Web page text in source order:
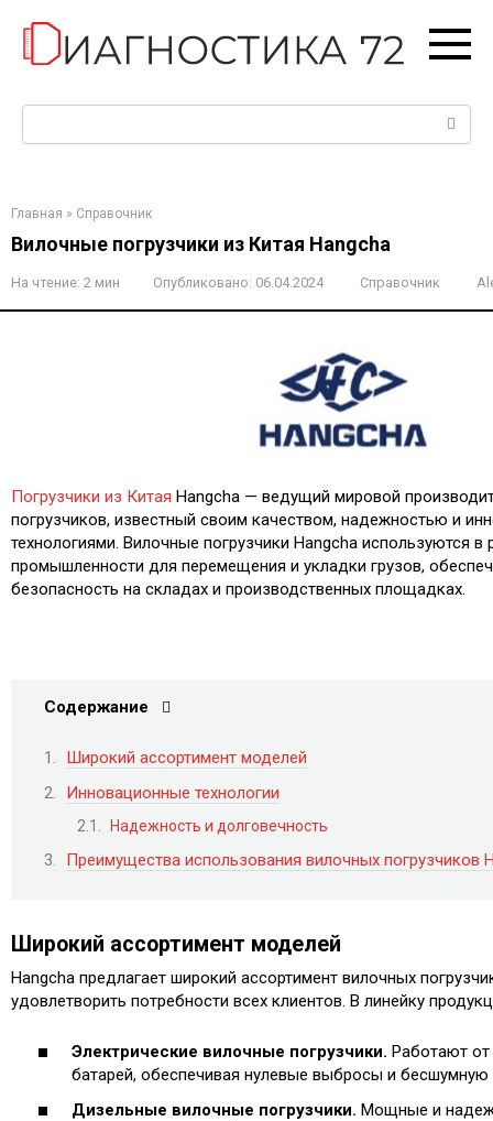
контенту
Главная » Справочник
Вилочные погрузчики из Китая Hangcha
На чтение: 2 мин Опубликовано: 06.04.2024 Справочник
Погрузчики из Китая Hangcha — ведущий мировой
погрузчиков, известный своим качеством, надежностью и
технологиями. Вилочные погрузчики Hangcha используются в
промышленности для перемещения и укладки грузов,
безопасность на складах и производственных площадках.
Содержание
Широкий ассортимент моделей
Инновационные технологии
Надежность и долговечность
Преимущества использования вилочных погрузчиков
Широкий ассортимент моделей
Hangcha предлагает широкий ассортимент вилочных
удовлетворить потребности всех клиентов. В линейку
Электрические вилочные погрузчики. Работают
батарей, обеспечивая нулевые выбросы и бесшумную
Дизельные вилочные погрузчики. Мощные и